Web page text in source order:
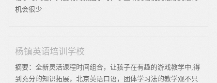
机会很少
杨镇英语培训学校
摘要：全新灵活课程时间组合，让孩子在有趣的游戏教学中,得
到充分的知识拓展，北京英语口语，团体学习法的教学观不只